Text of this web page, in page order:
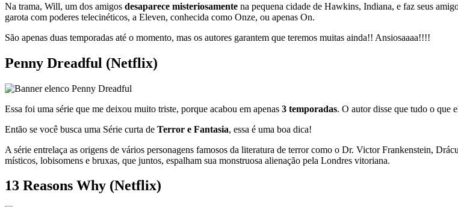
Na trama, Will, um dos amigos desaparece misteriosamente na pequena cidade de Hawkins, Indiana, e faz seus
garota com poderes telecinéticos, a Eleven, conhecida como Onze, ou apenas On.
São apenas duas temporadas até o momento, mas os autores garantem que teremos muitas ainda!! Ansiosaaaa!!!!
Penny Dreadful (Netflix)
Essa foi uma série que me deixou muito triste, porque acabou em apenas 3 temporadas. O autor disse que tudo o que
Então se você busca uma Série curta de Terror e Fantasia, essa é uma boa dica!
A série entrelaça as origens de vários personagens famosos da literatura de terror como o Dr. Victor Frankenstein,
místicos, lobisomens e bruxas, que juntos, espalham sua monstruosa alienação pela Londres vitoriana.
13 Reasons Why (Netflix)